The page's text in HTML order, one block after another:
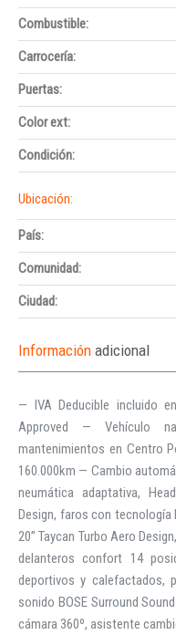
Combustible:
Carrocería:
Puertas:
Color ext:
Condición:
Ubicación:
País:
Comunidad:
Ciudad:
Información adicional
— IVA Deducible incluido
Approved — Vehículo
mantenimientos en Centro
160.000km — Cambio
neumática adaptativa,
Design, faros con tecnología
20” Taycan Turbo Aero
delanteros confort 14
deportivos y calefactados,
sonido BOSE Surround
cámara 360º, asistente